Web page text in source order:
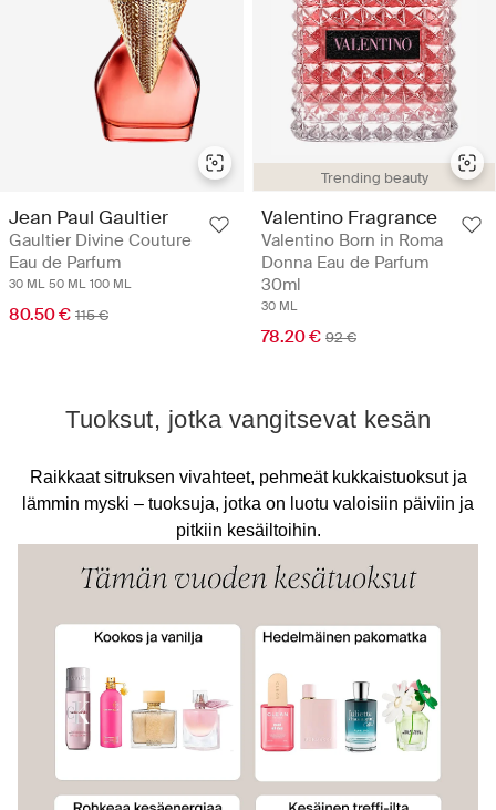
Jean Paul Gaultier
Gaultier Divine Couture
Eau de Parfum
30 ML 50 ML 100 ML
80.50 € 115 €
Trending beauty
Valentino Fragrance
Valentino Born in Roma
Donna Eau de Parfum
30ml
30 ML
78.20 € 92 €
Tuoksut, jotka vangitsevat kesän
Raikkaat sitruksen vivahteet, pehmeät kukkaistuoksut ja
lämmin myski – tuoksuja, jotka on luotu valoisiin päiviin ja
pitkiin kesäiltoihin.